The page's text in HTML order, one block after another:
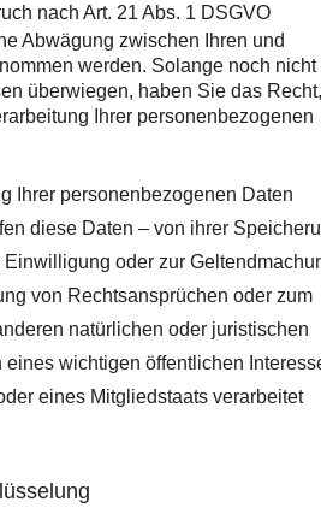
nach Art. 21 Abs. 1 DSGVO
Abwägung zwischen Ihren und
werden. Solange noch nicht
überwiegen, haben Sie das Recht,
Ihrer personenbezogenen
Ihrer personenbezogenen Daten
diese Daten – von ihrer
oder zur
von Rechtsansprüchen oder zum
natürlichen oder juristischen
eines wichtigen öffentlichen
eines Mitgliedstaats verarbeitet